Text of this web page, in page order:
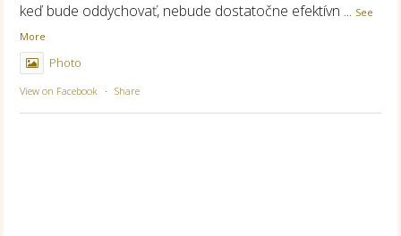
keď bude oddychovať, nebude dostatočne efektívn ... See
More
Photo
View on Facebook · Share